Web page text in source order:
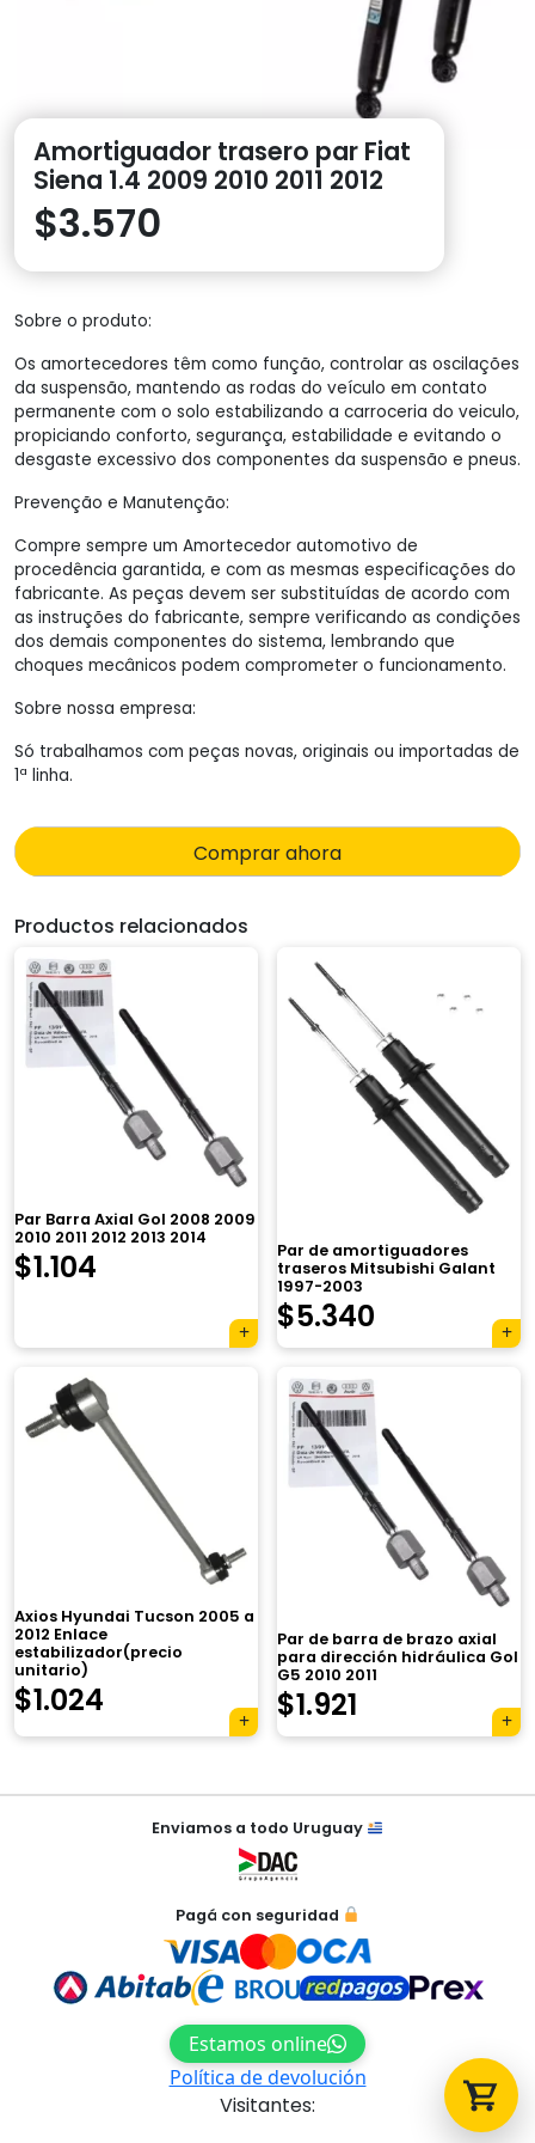
Amortiguador trasero par Fiat
Siena 1.4 2009 2010 2011 2012
$3.570
Sobre o produto:
Os amortecedores têm como função, controlar as oscilações
da suspensão, mantendo as rodas do veículo em contato
permanente com o solo estabilizando a carroceria do veiculo,
propiciando conforto, segurança, estabilidade e evitando o
desgaste excessivo dos componentes da suspensão e pneus.
Prevenção e Manutenção:
Compre sempre um Amortecedor automotivo de
procedência garantida, e com as mesmas especificações do
fabricante. As peças devem ser substituídas de acordo com
as instruções do fabricante, sempre verificando as condições
dos demais componentes do sistema, lembrando que
choques mecânicos podem comprometer o funcionamento.
Sobre nossa empresa:
Só trabalhamos com peças novas, originais ou importadas de
1ª linha.
Comprar ahora
Productos relacionados
Par Barra Axial Gol 2008 2009
2010 2011 2012 2013 2014
$1.104
Par de amortiguadores
traseros Mitsubishi Galant
1997-2003
$5.340
Axios Hyundai Tucson 2005 a
2012 Enlace
estabilizador(precio
unitario)
$1.024
Par de barra de brazo axial
para dirección hidráulica Gol
G5 2010 2011
$1.921
NavegaciónEnviamos a todo Uruguay
Pagá con seguridad
Estamos online
Política de devolución
Visitantes:
×
Tu carrito está vacío.
automáticamente.